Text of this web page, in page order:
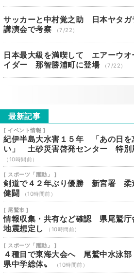
サッカーと中村覚之助 日本ヤタ
講演会で考察
（7/22）
日本最大級を満喫して エアーウオ
イダー 那智勝浦町に登場
（7/22）
最新記事
[ イベント情報 ]
紀伊半島大水害１５年 「あの日を
い」 土砂災害啓発センター 特別
（10時間前）
[ スポーツ「躍動」 ]
剣道で４２年ぶり優勝 新宮署 柔
健闘
（10時間前）
[ 尾鷲市 ]
情報収集・共有など確認 県尾鷲
地震想定し
（10時間前）
[ スポーツ「躍動」 ]
４種目で東海大会へ 尾鷲中水泳
県中学総体〟
（10時間前）